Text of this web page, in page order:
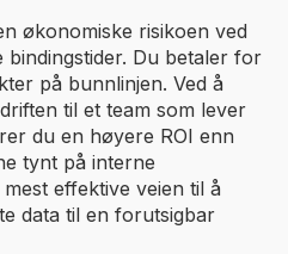
økonomiske risikoen ved
bindingstider. Du betaler for
på bunnlinjen. Ved å
til et team som lever
du en høyere ROI enn
tynt på interne
effektive veien til å
data til en forutsigbar